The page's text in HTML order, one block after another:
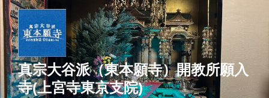
コ
ン
テ
ン
へ
ス
真宗大谷派（東本願寺）開教所願入
寺(上宮寺東京支院)